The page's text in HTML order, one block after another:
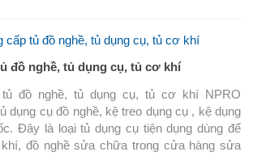
đồ nghề, tủ dụng cụ, tủ cơ khí
đồ nghề, tủ dụng cụ, tủ cơ khí NPRO
dụng cụ đồ nghề, kệ treo dụng cụ , kệ dụng
Đây là loại tủ dụng cụ tiện dụng dùng để
đồ nghề sửa chữa trong cửa hàng sửa